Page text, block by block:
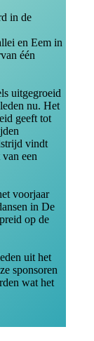
in de
en Eem in
één
uitgegroeid
nu. Het
geeft tot
vindt
een
voorjaar
in De
op de
uit het
sponsoren
wat het